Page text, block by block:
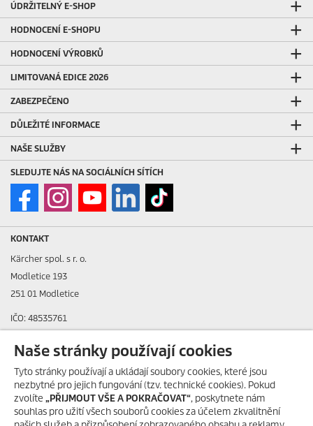
ÚDRŽITELNÝ E-SHOP
HODNOCENÍ E-SHOPU
HODNOCENÍ VÝROBKŮ
LIMITOVANÁ EDICE 2026
ZABEZPEČENO
DŮLEŽITÉ INFORMACE
NAŠE SLUŽBY
SLEDUJTE NÁS NA SOCIÁLNÍCH SÍTÍCH
KONTAKT
Kärcher spol. s r. o.
Modletice 193
251 01 Modletice
IČO: 48535761
ID datové schránky: ic4eqpk
> Tiráž
Zákaznická linka: +420 323 555 555
Naše stránky používají cookies
Tyto stránky používají a ukládají soubory cookies, které jsou
nezbytné pro jejich fungování (tzv. technické cookies). Pokud
zvolíte „PŘIJMOUT VŠE A POKRAČOVAT“, poskytnete nám
souhlas pro užití všech souborů cookies za účelem zkvalitnění